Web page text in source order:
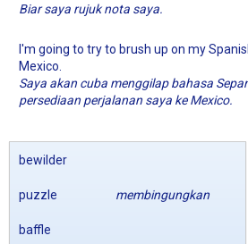
Biar saya rujuk nota saya.
I'm going to try to brush up on my
Mexico.
Saya akan cuba menggilap bahasa
persediaan perjalanan saya ke Mexico.
bewilder
membingungkan
puzzle
baffle